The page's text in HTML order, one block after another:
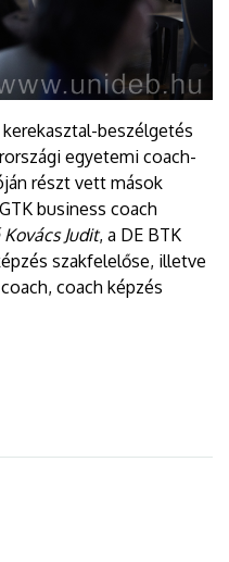
beszélgetés
egyetemi coach-
részt vett mások
business coach
Judit, a DE BTK
szakfelelőse, illetve
coach képzés